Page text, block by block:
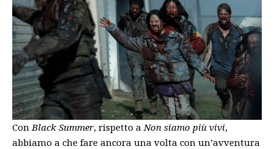
Con Black Summer, rispetto a Non siamo più vivi,
abbiamo a che fare ancora una volta con un’avventura